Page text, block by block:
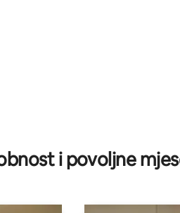
i povoljne